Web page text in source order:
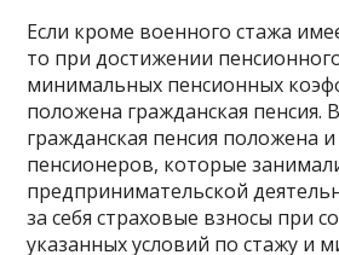
Если кроме военного стажа
то при достижении
минимальных пенсионных
положена гражданская пенсия.
гражданская пенсия положена
пенсионеров, которые
предпринимательской
за себя страховые взносы при
указанных условий по стажу и